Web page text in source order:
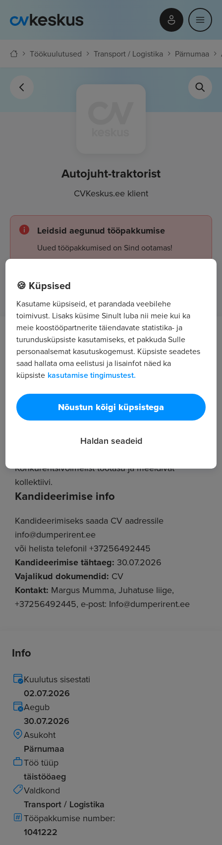
Töökuulutused Transport / Logistika Pärnumaa
Autojuht-traktorist
CVKeskus.ee klient
Leidsid aegunud tööpakkumise
Uued tööpakkumised on Sind ootamas!
Töö kirjeldus
Dumperiga karjäärides ja teeehitusel pinnase
vedamine. Töö on erinevates Eesti paikades.
Ootused kandidaadile
Keeleoskus: eesti keel - soovituslik A2 - vähene -
Ettevõte pakub
Konkurentsivõimelist töötasu ja meeldivat
kollektiivi.
Kandideerimise info
Kandideerimiseks saada CV aadressile
info@dumperirent.ee
või helista telefonil +37256492445
Kandideerimise tähtaeg: 30.07.2026
Vajalikud dokumendid: CV
Kontakt: Margus Mumma, Juhatuse liige,
+37256492445, e-post: Info@dumperirent.ee
Info
Kuulutus sisestati
02.07.2026
Aegub
30.07.2026
Asukoht
Pärnumaa
Töö tüüp
täistööaeg
Valdkond
Transport / Logistika
Tööpakkumise number:
1041222
🍪 Küpsised
Kasutame küpsiseid, et parandada veebilehe
toimivust. Lisaks küsime Sinult luba nii meie kui ka
meie koostööpartnerite täiendavate statistika- ja
turundusküpsiste kasutamiseks, et pakkuda Sulle
personaalsemat kasutuskogemust. Küpsiste seadetes
saad hallata oma eelistusi ja lisainfot näed ka
küpsiste kasutamise tingimustest.
Nõustun kõigi küpsistega
Haldan seadeid